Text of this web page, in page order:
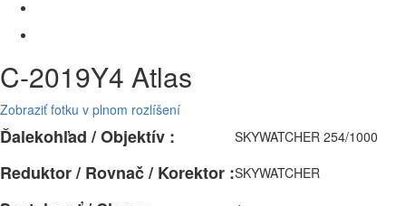
C-2019Y4 Atlas
Zobraziť fotku v plnom rozlíšení
Ďalekohľad / Objektív : SKYWATCHER 254/1000
Reduktor / Rovnač / Korektor :SKYWATCHER